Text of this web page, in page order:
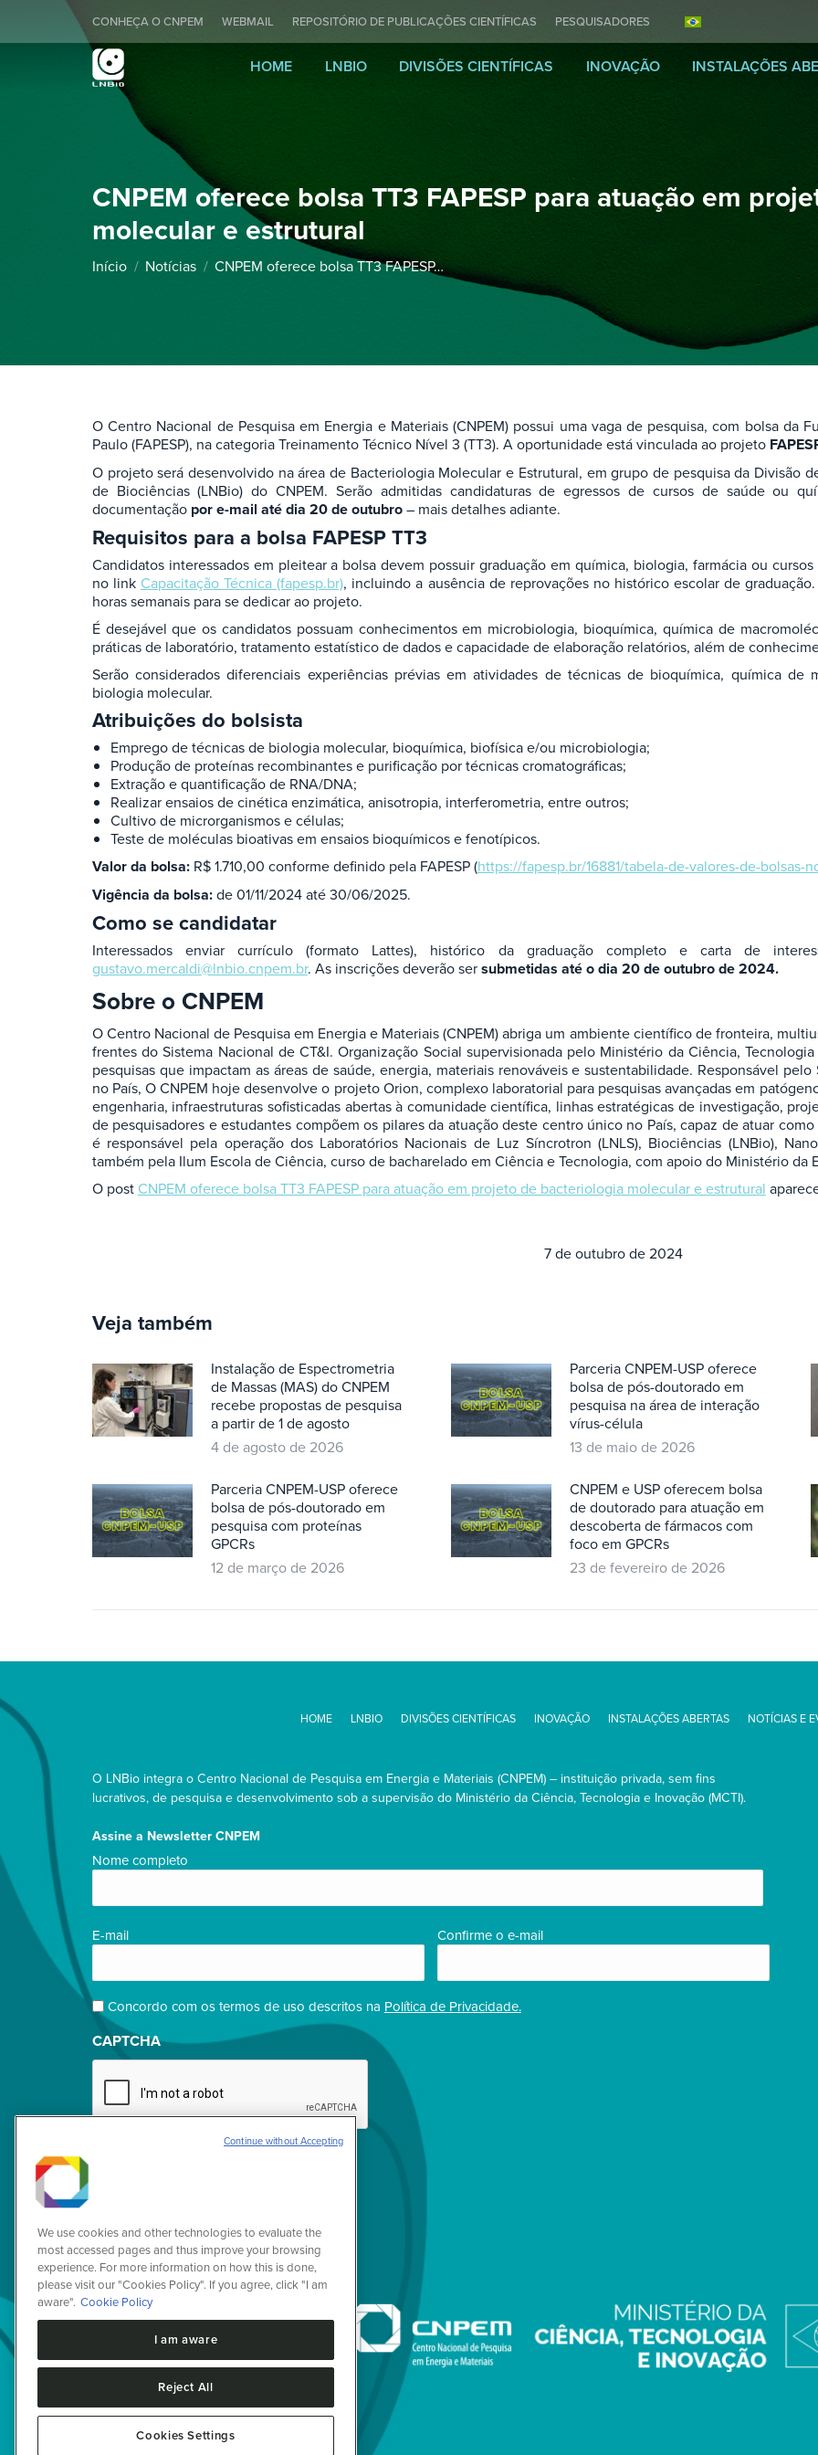
CONHEÇA O CNPEM WEBMAIL REPOSITÓRIO DE PUBLICAÇÕES CIENTÍFICAS PESQUISADORES
HOME LNBIO DIVISÕES CIENTÍFICAS INOVAÇÃO INSTALAÇÕES
CNPEM oferece bolsa TT3 FAPESP para atuação em
molecular e estrutural
Você está aqui:
Início
Notícias CNPEM oferece bolsa TT3 FAPESP…
O Centro Nacional de Pesquisa em Energia e Materiais (CNPEM) possui uma vaga de pesquisa, com bolsa da
Paulo (FAPESP), na categoria Treinamento Técnico Nível 3 (TT3). A oportunidade está vinculada ao projeto
O projeto será desenvolvido na área de Bacteriologia Molecular e Estrutural, em grupo de pesquisa da Divisão
de Biociências (LNBio) do CNPEM. Serão admitidas candidaturas de egressos de cursos de saúde ou
documentação por e-mail até dia 20 de outubro– mais detalhes adiante.
Requisitos para a bolsa FAPESP TT3
Candidatos interessados em pleitear a bolsa devem possuir graduação em química, biologia, farmácia ou
no link Capacitação Técnica (fapesp.br), incluindo a ausência de reprovações no histórico escolar de
horas semanais para se dedicar ao projeto.
É desejável que os candidatos possuam conhecimentos em microbiologia, bioquímica, química de
práticas de laboratório, tratamento estatístico de dados e capacidade de elaboração relatórios, além de
Serão considerados diferenciais experiências prévias em atividades de técnicas de bioquímica, química de
biologia molecular.
Atribuições do bolsista
Emprego de técnicas de biologia molecular, bioquímica, biofísica e/ou microbiologia;
Produção de proteínas recombinantes e purificação por técnicas cromatográficas;
Extração e quantificação de RNA/DNA;
Realizar ensaios de cinética enzimática, anisotropia, interferometria, entre outros;
Cultivo de microrganismos e células;
Teste de moléculas bioativas em ensaios bioquímicos e fenotípicos.
Valor da bolsa:R$ 1.710,00 conforme definido pela FAPESP (https://fapesp.br/16881/tabela-de-valores-de-bolsas-
Vigência da bolsa:de 01/11/2024 até 30/06/2025.
Como se candidatar
Interessados enviar currículo (formato Lattes), histórico da graduação completo e carta de
gustavo.mercaldi@lnbio.cnpem.br. As inscrições deverão sersubmetidas até o dia 20 de outubro de 2024.
Sobre o CNPEM
O Centro Nacional de Pesquisa em Energia e Materiais (CNPEM) abriga um ambiente científico de fronteira,
frentes do Sistema Nacional de CT&I. Organização Social supervisionada pelo Ministério da Ciência,
pesquisas que impactam as áreas de saúde, energia, materiais renováveis e sustentabilidade. Responsável
no País, O CNPEM hoje desenvolve o projeto Orion, complexo laboratorial para pesquisas avançadas em
engenharia, infraestruturas sofisticadas abertas à comunidade científica, linhas estratégicas de investigação,
de pesquisadores e estudantes compõem os pilares da atuação deste centro único no País, capaz de atuar
é responsável pela operação dos Laboratórios Nacionais de Luz Síncrotron (LNLS), Biociências (LNBio),
também pela Ilum Escola de Ciência, curso de bacharelado em Ciência e Tecnologia, com apoio do Ministério da
O post CNPEM oferece bolsa TT3 FAPESP para atuação em projeto de bacteriologia molecular e estrutural
7 de outubro de 2024
Veja também
Instalação de Espectrometria
de Massas (MAS) do CNPEM
recebe propostas de pesquisa
a partir de 1 de agosto
4 de agosto de 2026
Parceria CNPEM-USP oferece
bolsa de pós-doutorado em
pesquisa na área de interação
vírus-célula
13 de maio de 2026
Parceria CNPEM-USP oferece
bolsa de pós-doutorado em
pesquisa com proteínas
GPCRs
12 de março de 2026
CNPEM e USP oferecem bolsa
de doutorado para atuação em
descoberta de fármacos com
foco em GPCRs
23 de fevereiro de 2026
HOME LNBIO DIVISÕES CIENTÍFICAS INOVAÇÃO INSTALAÇÕES ABERTAS NOTÍCIAS E
O LNBio integra o Centro Nacional de Pesquisa em Energia e Materiais (CNPEM) – instituição privada, sem fins
lucrativos, de pesquisa e desenvolvimento sob a supervisão do Ministério da Ciência, Tecnologia e Inovação (MCTI).
Assine a Newsletter CNPEM
Nome
completo/Full
Nome completo
E-
mail
E-mail Confirme o e-mail
Privacidade
(obrigatório)
Concordo com os termos de uso descritos na Política de Privacidade.
CAPTCHA
We use cookies and other technologies to evaluate the
most accessed pages and thus improve your browsing
experience. For more information on how this is done,
please visit our "Cookies Policy". If you agree, click "I am
aware". Cookie Policy
I am aware
Reject All
Cookies Settings
Continue without Accepting